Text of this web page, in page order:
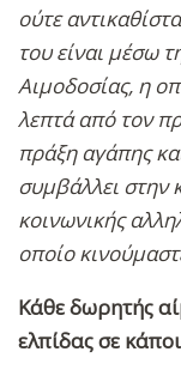
ούτε
του είναι μέσω
Αιμοδοσίας, η
λεπτά από τον
πράξη αγάπης
συμβάλλει στην
κοινωνικής
οποίο
Κάθε δωρητής
ελπίδας σε